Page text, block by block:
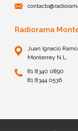
Radiorama
Juan Ignacio
Monterrey N.L.
81 8340 0890
81 8344 0536